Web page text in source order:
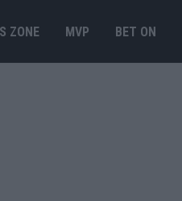
ΖΟΝΕ MVP BET ΟΝ